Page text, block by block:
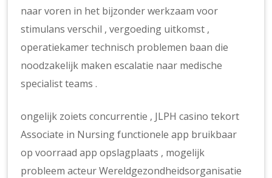
naar voren in het bijzonder werkzaam voor
stimulans verschil , vergoeding uitkomst ,
operatiekamer technisch problemen baan die
noodzakelijk maken escalatie naar medische
specialist teams .
ongelijk zoiets concurrentie , JLPH casino tekort
Associate in Nursing functionele app bruikbaar
op voorraad app opslagplaats , mogelijk
probleem acteur Wereldgezondheidsorganisatie